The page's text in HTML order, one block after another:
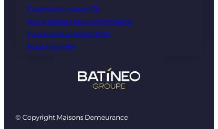
Créer votre maison 3D
Nos garanties pour votre maison
Constructeur depuis 1987
Nous rejoindre
© Copyright Maisons Demeurance